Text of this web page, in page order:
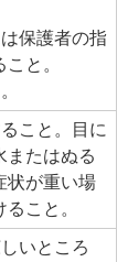
保護者の指
と。
こと。目に
またはぬる
状が重い場
こと。
いところ